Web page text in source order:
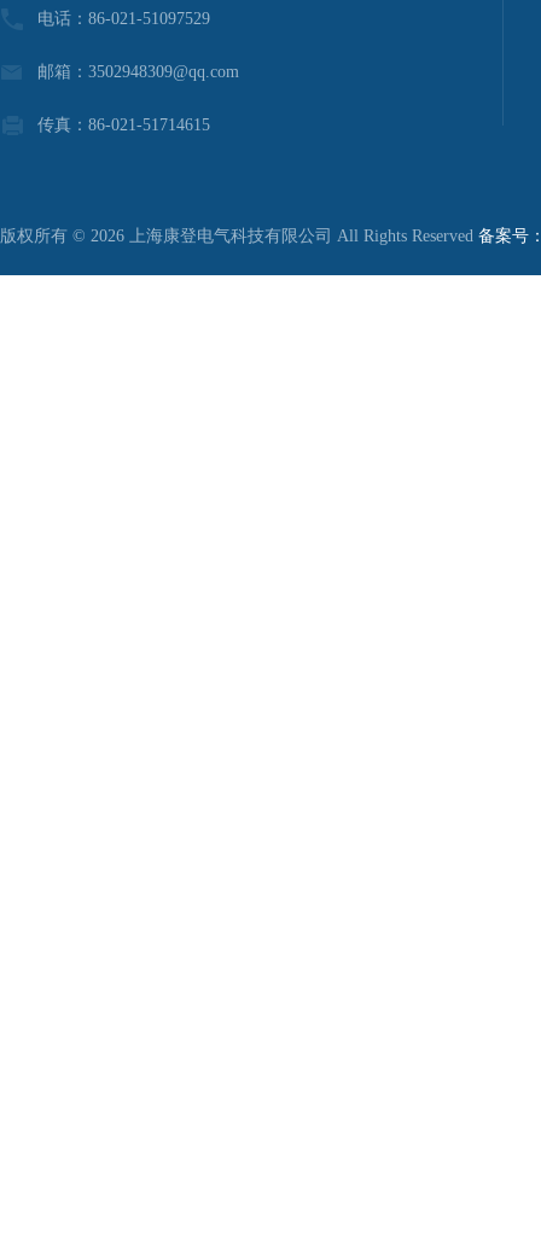
电话：86-021-51097529
邮箱：3502948309@qq.com
传真：86-021-51714615
版权所有 © 2026 上海康登电气科技有限公司 All Rights Reserved 备案号